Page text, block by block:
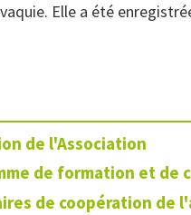
Elle a été
de l'Association
de formation et de
de coopération de